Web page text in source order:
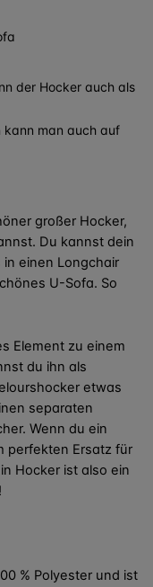
der Hocker auch als
kann man auch auf
großer Hocker,
Du kannst dein
einen Longchair
U-Sofa. So
Element zu einem
du ihn als
etwas
separaten
Wenn du ein
perfekten Ersatz für
Hocker ist also ein
% Polyester und ist